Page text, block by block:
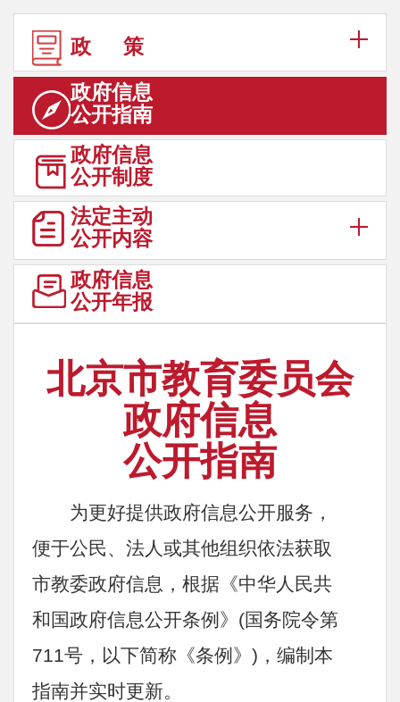
政 策
政府信息
公开指南
政府信息
公开制度
法定主动
公开内容
政府信息
公开年报
北京市教育委员会
政府信息
公开指南
为更好提供政府信息公开服务，
便于公民、法人或其他组织依法获取
市教委政府信息，根据《中华人民共
和国政府信息公开条例》(国务院令第
711号，以下简称《条例》)，编制本
指南并实时更新。